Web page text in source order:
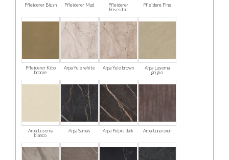
Pfleiderer Blush Pfleiderer Mud
Pfleiderer
Poseidon
Pfleidere Pine
Pfleiderer Kito
bronze
Arpa Yule white Arpa Yule brown
Arpa Lusema
grigio
Arpa Lusema
bianco
Arpa Samas Arpa Pulpis dark Arpa Luna oxun